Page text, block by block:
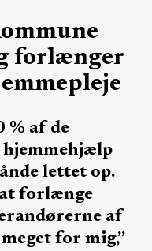
forlænger
% af de
hjemmehjælp
lettet op.
forlænge
af
for mig,”